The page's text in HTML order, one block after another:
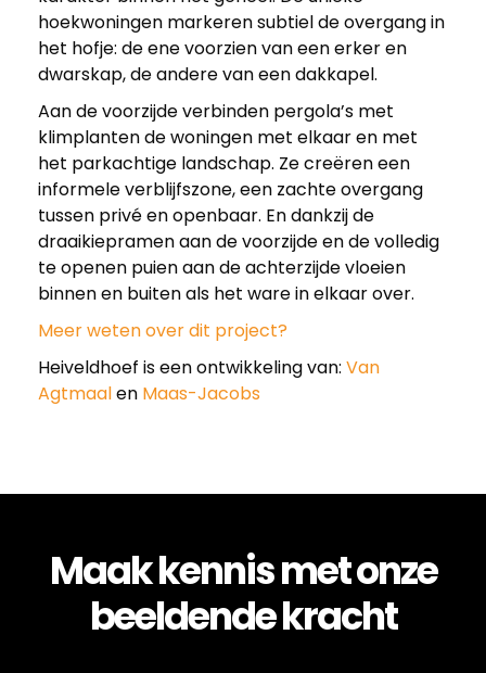
l
d
h
o
e
f
:
n
hoekwoningen markeren subtiel de overgang in
het hofje: de ene voorzien van een erker en
dwarskap, de andere van een dakkapel.
Aan de voorzijde verbinden pergola’s met
klimplanten de woningen met elkaar en met
het parkachtige landschap. Ze creëren een
informele verblijfszone, een zachte overgang
tussen privé en openbaar. En dankzij de
draaikiepramen aan de voorzijde en de volledig
te openen puien aan de achterzijde vloeien
binnen en buiten als het ware in elkaar over.
Meer weten over dit project?
Heiveldhoef is een ontwikkeling van: Van
Agtmaalen Maas-Jacobs
Maak kennis met onze
beeldende kracht